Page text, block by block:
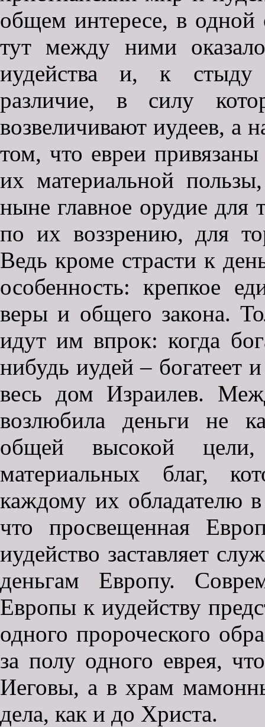
общем интересе, в
тут между ними
иудейства и, к стыду
различие, в силу
возвеличивают иудеев, а
том, что евреи
их материальной
ныне главное орудие для
по их воззрению, для
Ведь кроме страсти к
особенность: крепкое
веры и общего закона.
идут им впрок: когда
нибудь иудей – богатеет
весь дом Израилев.
возлюбила деньги не
общей высокой
материальных благ,
каждому их обладателю
что просвещенная
иудейство заставляет
деньгам Европу.
Европы к иудейству
одного пророческого
за полу одного еврея,
Иеговы, а в храм
дела, как и до Христа.